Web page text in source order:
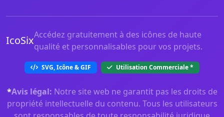
IcoSixAccédez gratuitement à des icônes de haute
qualité et personnalisables pour vos projets.
SVG, Icône & GIF Utilisation Commerciale*
*Avis légal: Notre site web ne garantit pas les droits de
propriété intellectuelle du contenu. Tous les utilisateurs